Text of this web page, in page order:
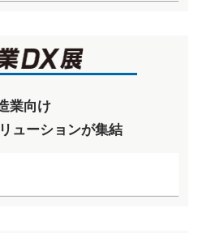
業向け
ューションが集結